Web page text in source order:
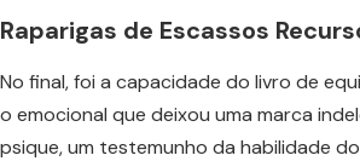
Raparigas de Escassos
No final, foi a capacidade do livro de
o emocional que deixou uma marca
psique, um testemunho da habilidade